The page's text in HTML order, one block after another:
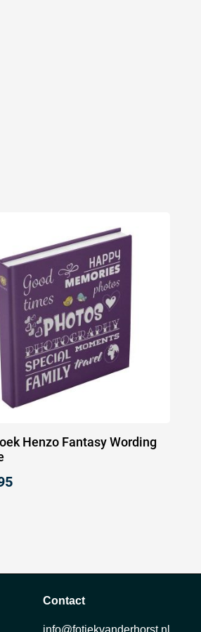
Henzo Fantasy Wording
Contact
info@fotiekvanderhorst.nl